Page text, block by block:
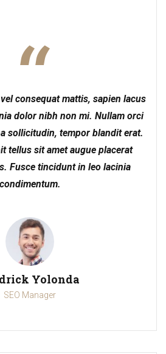
consequat mattis, sapien lacus
dolor nibh non mi. Nullam orci
sollicitudin, tempor blandit erat.
tellus sit amet augue placerat
Fusce tincidunt in leo lacinia
condimentum.
Yolonda
SEO Manager